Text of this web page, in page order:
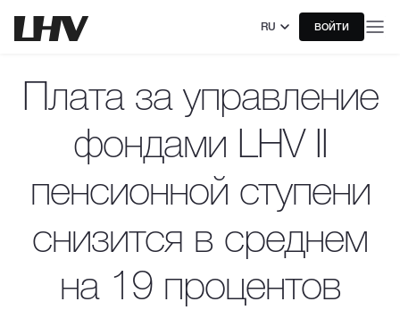
RU ВОЙТИ
Плата за управление
фондами LHV II
пенсионной ступени
снизится в среднем
на 19 процентов